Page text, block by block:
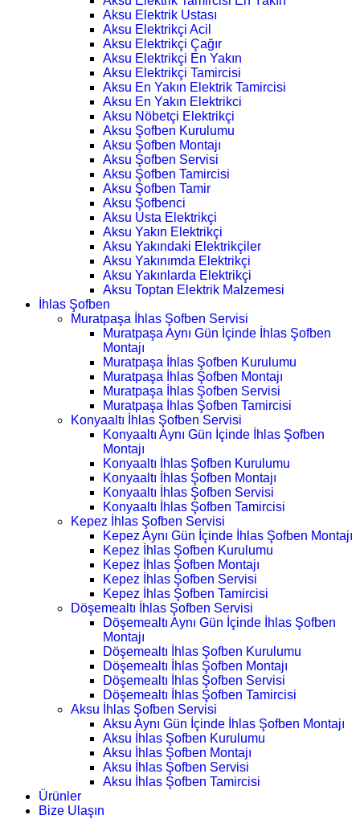
Aksu Elektrik Ustası
Aksu Elektrikçi Acil
Aksu Elektrikçi Çağır
Aksu Elektrikçi En Yakın
Aksu Elektrikçi Tamircisi
Aksu En Yakın Elektrik Tamircisi
Aksu En Yakın Elektrikci
Aksu Nöbetçi Elektrikçi
Aksu Şofben Kurulumu
Aksu Şofben Montajı
Aksu Şofben Servisi
Aksu Şofben Tamircisi
Aksu Şofben Tamir
Aksu Şofbenci
Aksu Usta Elektrikçi
Aksu Yakın Elektrikçi
Aksu Yakındaki Elektrikçiler
Aksu Yakınımda Elektrikçi
Aksu Yakınlarda Elektrikçi
Aksu Toptan Elektrik Malzemesi
İhlas Şofben
Muratpaşa İhlas Şofben Servisi
Muratpaşa Aynı Gün İçinde İhlas Şofben
Montajı
Muratpaşa İhlas Şofben Kurulumu
Muratpaşa İhlas Şofben Montajı
Muratpaşa İhlas Şofben Servisi
Muratpaşa İhlas Şofben Tamircisi
Konyaaltı İhlas Şofben Servisi
Konyaaltı Aynı Gün İçinde İhlas Şofben
Montajı
Konyaaltı İhlas Şofben Kurulumu
Konyaaltı İhlas Şofben Montajı
Konyaaltı İhlas Şofben Servisi
Konyaaltı İhlas Şofben Tamircisi
Kepez İhlas Şofben Servisi
Kepez Aynı Gün İçinde İhlas Şofben Montajı
Kepez İhlas Şofben Kurulumu
Kepez İhlas Şofben Montajı
Kepez İhlas Şofben Servisi
Kepez İhlas Şofben Tamircisi
Döşemealtı İhlas Şofben Servisi
Döşemealtı Aynı Gün İçinde İhlas Şofben
Montajı
Döşemealtı İhlas Şofben Kurulumu
Döşemealtı İhlas Şofben Montajı
Döşemealtı İhlas Şofben Servisi
Döşemealtı İhlas Şofben Tamircisi
Aksu İhlas Şofben Servisi
Aksu Aynı Gün İçinde İhlas Şofben Montajı
Aksu İhlas Şofben Kurulumu
Aksu İhlas Şofben Montajı
Aksu İhlas Şofben Servisi
Aksu İhlas Şofben Tamircisi
Ürünler
Bize Ulaşın